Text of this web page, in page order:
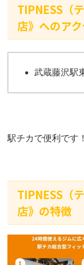
TIPNESS（
店》へのア
武蔵藤沢駅
駅チカで便利です！
TIPNESS（
店》の特徴